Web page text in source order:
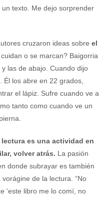
texto. Me dejo sorprender
cruzaron ideas sobre el
o se marcan? Baigorria
las de abajo. Cuando dijo
los abre en 22 grados,
el lápiz. Sufre cuando ve a
tanto como cuando ve un
es una actividad en
volver atrás. La pasión
donde subrayar es también
de la lectura. “No
‘este libro me lo comí, no